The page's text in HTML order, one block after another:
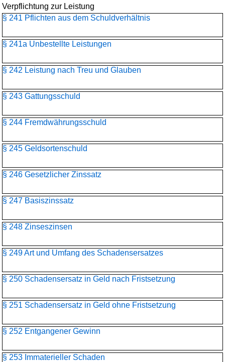
Verpflichtung zur Leistung
§ 241 Pflichten aus dem Schuldverhältnis
§ 241a Unbestellte Leistungen
§ 242 Leistung nach Treu und Glauben
§ 243 Gattungsschuld
§ 244 Fremdwährungsschuld
§ 245 Geldsortenschuld
§ 246 Gesetzlicher Zinssatz
§ 247 Basiszinssatz
§ 248 Zinseszinsen
§ 249 Art und Umfang des Schadensersatzes
§ 250 Schadensersatz in Geld nach Fristsetzung
§ 251 Schadensersatz in Geld ohne Fristsetzung
§ 252 Entgangener Gewinn
§ 253 Immaterieller Schaden